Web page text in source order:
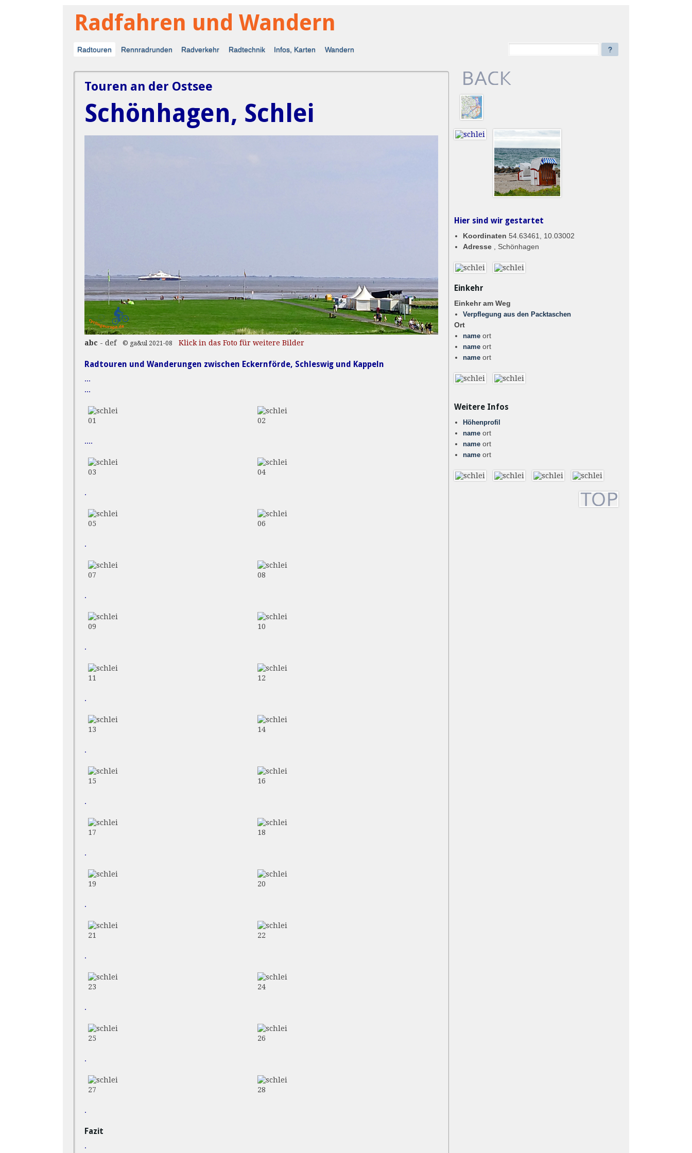
Radfahren und Wandern
Radtouren Rennradrunden Radverkehr Radtechnik Infos, Karten Wandern ?
Touren an der Ostsee
Schönhagen, Schlei
abc - def © ga&ul 2021-08 Klick in das Foto für weitere Bilder
Radtouren und Wanderungen zwischen Eckernförde, Schleswig und Kappeln
...
...
01 02
....
03 04
.
05 06
.
07 08
.
09 10
.
11 12
.
13 14
.
15 16
.
17 18
.
19 20
.
21 22
.
23 24
.
25 26
.
27 28
.
Fazit
.
Hier sind wir gestartet
Koordinaten 54.63461, 10.03002
Adresse, Schönhagen
Einkehr
Einkehr am Weg
Verpflegung aus den Packtaschen
Ort
nameort
nameort
nameort
Weitere Infos
Höhenprofil
nameort
nameort
nameort